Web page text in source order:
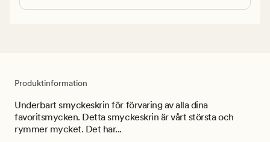
Produktinformation
Underbart smyckeskrin för förvaring av alla dina
favoritsmycken. Detta smyckeskrin är vårt största och
rymmer mycket. Det har...